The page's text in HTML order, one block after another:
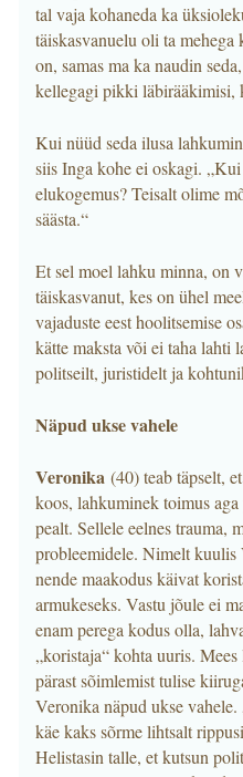
tal vaja kohaneda ka
täiskasvanuelu oli ta
on, samas ma ka naudin
kellegagi pikki läbirääkimisi,
Kui nüüd seda ilusa
siis Inga kohe ei oskagi.
elukogemus? Teisalt olime
säästa.“
Et sel moel lahku minna, on
täiskasvanut, kes on ühel
vajaduste eest hoolitsemise
kätte maksta või ei taha lahti
politseilt, juristidelt ja
Näpud ukse vahele
Veronika (40) teab täpselt,
koos, lahkuminek toimus aga
pealt. Sellele eelnes trauma,
probleemidele. Nimelt kuulis
nende maakodus käivat
armukeseks. Vastu jõule ei
enam perega kodus olla,
„koristaja“ kohta uuris.
pärast sõimlemist tulise
Veronika näpud ukse
käe kaks sõrme lihtsalt
Helistasin talle, et kutsun